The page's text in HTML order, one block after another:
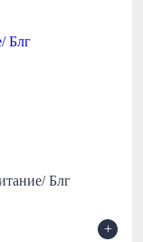
Блг
+